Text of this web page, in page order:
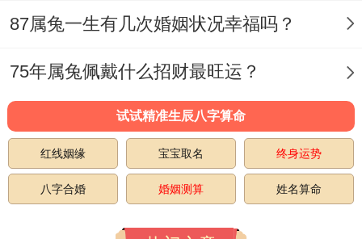
志、驱散不利凶煞给自己的干扰~寓意2025
兔年出生的人2025注意【吊客】
由于2025年有【天狗】叨扰，又遇【吊客】
健康雅引起重视！
能通过合理的饮食、锻炼同休息,保持身体的
87属兔一生有几次婚姻状况幸福吗？
75年属兔佩戴什么招财最旺运？
试试精准生辰八字算命
红线姻缘 宝宝取名 终身运势
八字合婚 婚姻测算 姓名算命